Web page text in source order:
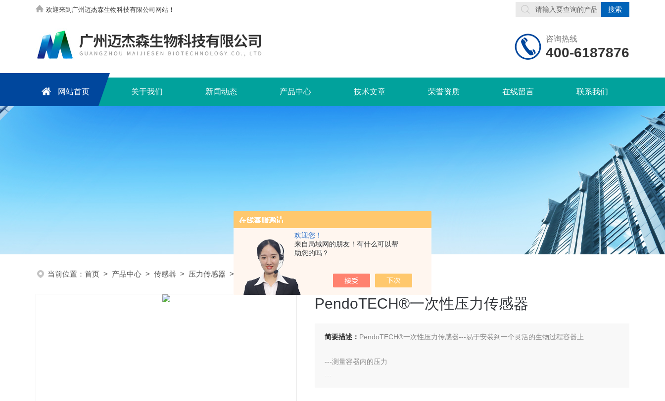
欢迎您！
来自局域网的朋友！有什么可以帮
助您的吗？
欢迎来到广州迈杰森生物科技有限公司网站！
咨询热线
400-6187876
网站首页 关于我们 新闻动态 产品中心 技术文章 荣誉资质 在线留言 联系我们
当前位置： 首页 > 产品中心 > 传感器 > 压力传感器 > PendoTECH®一次性压力传感器
PendoTECH®一次性压力传感器
简要描述： PendoTECH®一次性压力传感器---易于安装到一个灵活的生物过程容器上
---测量容器内的压力